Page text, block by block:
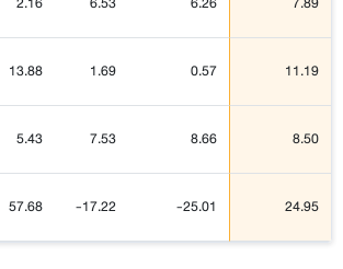
13.88 1.69 0.57 11.19
5.43 7.53 8.66 8.50
57.68 -17.22 -25.01 24.95